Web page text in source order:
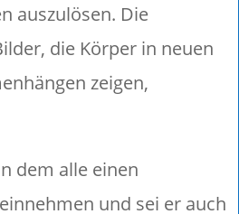
auszulösen. Die
die Körper in neuen
zeigen,
dem alle einen
und sei er auch